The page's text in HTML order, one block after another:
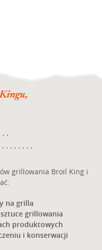
grillowania Broil King i
na grilla
grillowania
produktowych
i konserwacji